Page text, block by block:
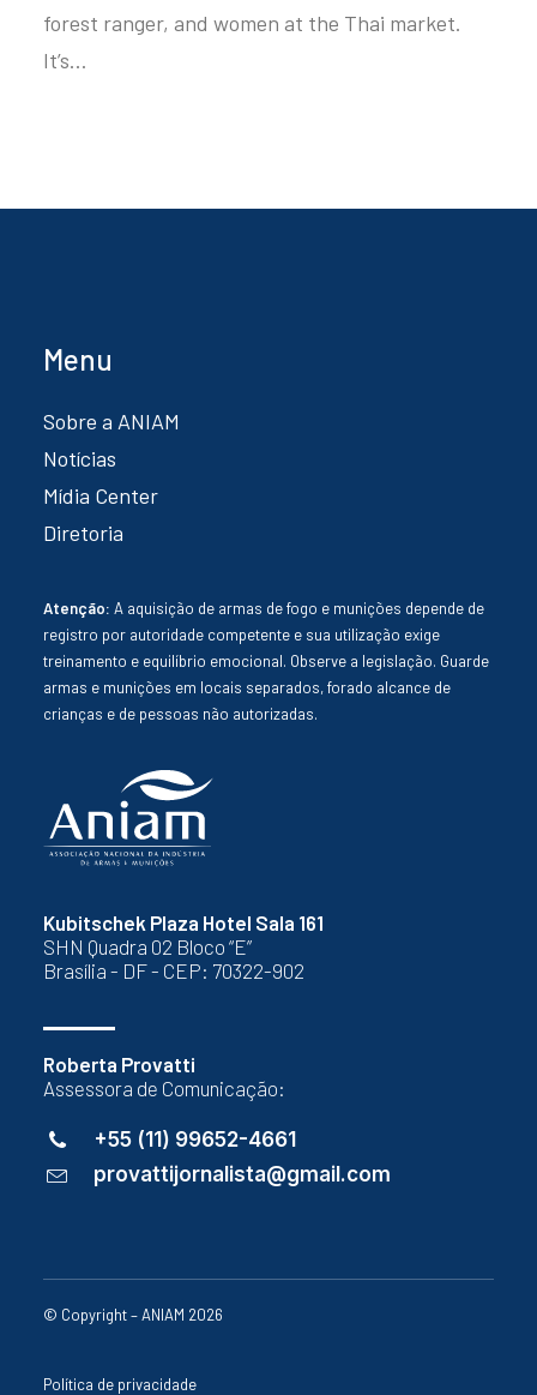
forest ranger, and women at the Thai market.
It’s…
Kubitschek Plaza Hotel Sala 161
SHN Quadra 02 Bloco “E”
Brasília - DF - CEP: 70322-902
Roberta Provatti
Assessora de Comunicação:
+55 (11) 99652-4661
provattijornalista@gmail.com
Menu
Sobre a ANIAM
Notícias
Mídia Center
Diretoria
Atenção: A aquisição de armas de fogo e munições depende de
registro por autoridade competente e sua utilização exige
treinamento e equilíbrio emocional. Observe a legislação. Guarde
armas e munições em locais separados, forado alcance de
crianças e de pessoas não autorizadas.
© Copyright – ANIAM 2026
Política de privacidade